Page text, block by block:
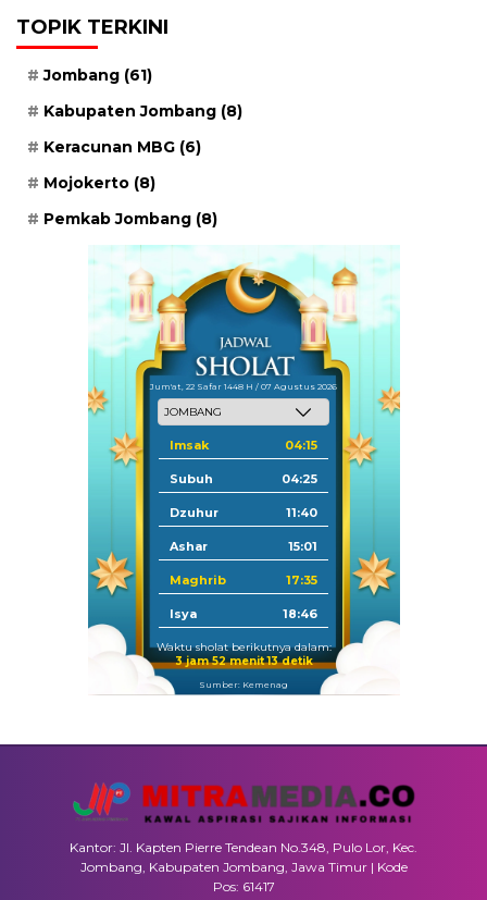
TOPIK TERKINI
Jombang (61)
Kabupaten Jombang (8)
Keracunan MBG (6)
Mojokerto (8)
Pemkab Jombang (8)
Jum'at, 22 Safar 1448 H / 07 Agustus 2026
Imsak 04:15
Subuh 04:25
Dzuhur 11:40
Ashar 15:01
Maghrib 17:35
Isya 18:46
Waktu sholat berikutnya dalam:
3 jam 52 menit 12 detik
Sumber: Kemenag
Kantor: Jl. Kapten Pierre Tendean No.348, Pulo Lor, Kec.
Jombang, Kabupaten Jombang, Jawa Timur | Kode
Pos: 61417